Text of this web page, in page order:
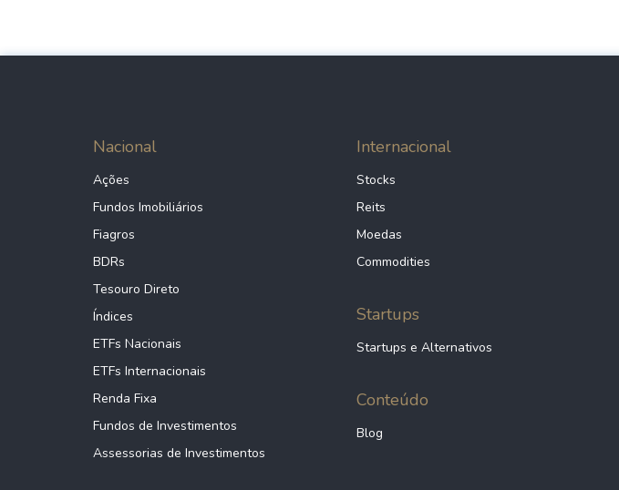
Nacional
Ações
Fundos Imobiliários
Fiagros
BDRs
Tesouro Direto
Índices
ETFs Nacionais
ETFs Internacionais
Renda Fixa
Fundos de Investimentos
Assessorias de Investimentos
Internacional
Stocks
Reits
Moedas
Commodities
Startups
Startups e Alternativos
Conteúdo
Blog